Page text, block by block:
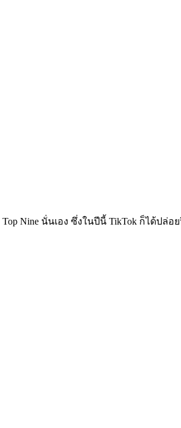
Nine นั่นเอง ซึ่งในปีนี้ TikTok ก็ได้ปล่อยฟี